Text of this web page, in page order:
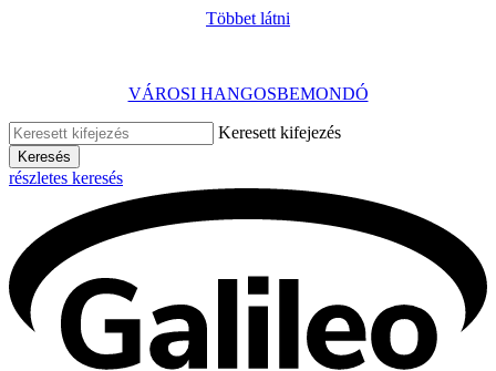
Többet látni
VÁROSI HANGOSBEMONDÓ
Keresett kifejezés
Keresés
részletes keresés